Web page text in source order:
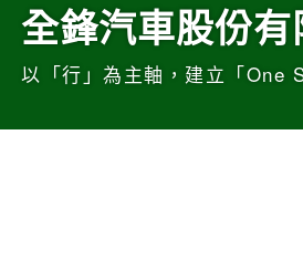
全鋒汽車股份有
以「行」為主軸，建立「One